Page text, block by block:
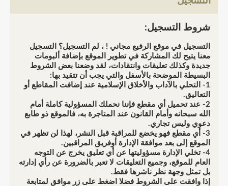
شروط التسجيل:
التسجيل في موقع الرفيع مجاني ! ، لم التسجيل؟ التسجيل
معنا يتيح لك المشاركة في تطوير الموقع بإضافة ألبومات
جديدة وكذلك تعليقات وانتقادات، لقد وضعنا بعض الشروط
البسيطة الموضحة بالأسفل والتي يجب أن تتقيد بها:
1- التحلي بالآداب والأخلاق الإسلامية عند إضافت المقاطع أو
التعاليق.
2- عند تحميل أي مقطع فإننا نحملك المسؤولية كاملة أمام
الله سبحانه وأمام القانون عند المتاجرة به، فالموقع ذو طابع
دعوي وليس تجاري.
3- أي مقطع فهو يخضع للمراقبة قبل النشر، لهذا لن تظهر في
الموقع إلى بعد موافقة الإدارة أوفريق المراقبين.
4- تخلي الإدارة مسؤوليتها عن أي تعليق يخرج عن التوجه
العام للموقع، وجميع التعليقات لا تعبر بالضرورة عن رأي إدارته
بل تمثل وجهة نظر ناشرها فقط.
إذا وافقت على الشروط فضلا اضغط على زر موافق لمتابعة